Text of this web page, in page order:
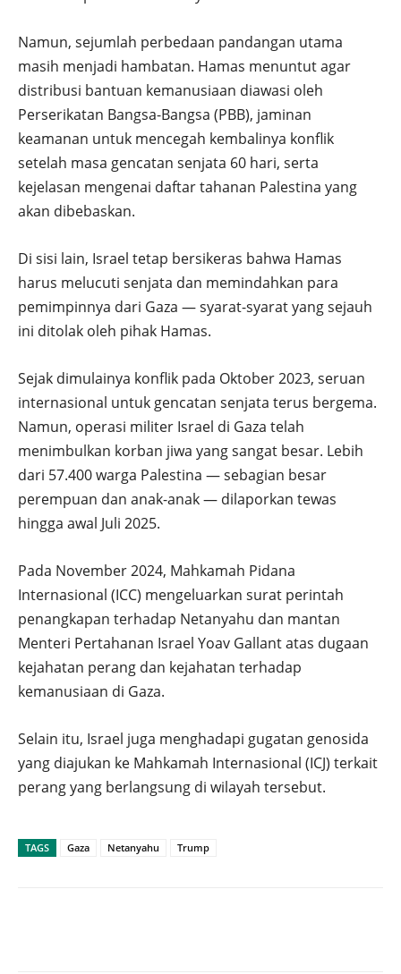
Namun, sejumlah perbedaan pandangan utama
masih menjadi hambatan. Hamas menuntut agar
distribusi bantuan kemanusiaan diawasi oleh
Perserikatan Bangsa-Bangsa (PBB), jaminan
keamanan untuk mencegah kembalinya konflik
setelah masa gencatan senjata 60 hari, serta
kejelasan mengenai daftar tahanan Palestina yang
akan dibebaskan.
Di sisi lain, Israel tetap bersikeras bahwa Hamas
harus melucuti senjata dan memindahkan para
pemimpinnya dari Gaza — syarat-syarat yang sejauh
ini ditolak oleh pihak Hamas.
Sejak dimulainya konflik pada Oktober 2023, seruan
internasional untuk gencatan senjata terus bergema.
Namun, operasi militer Israel di Gaza telah
menimbulkan korban jiwa yang sangat besar. Lebih
dari 57.400 warga Palestina — sebagian besar
perempuan dan anak-anak — dilaporkan tewas
hingga awal Juli 2025.
Pada November 2024, Mahkamah Pidana
Internasional (ICC) mengeluarkan surat perintah
penangkapan terhadap Netanyahu dan mantan
Menteri Pertahanan Israel Yoav Gallant atas dugaan
kejahatan perang dan kejahatan terhadap
kemanusiaan di Gaza.
Selain itu, Israel juga menghadapi gugatan genosida
yang diajukan ke Mahkamah Internasional (ICJ) terkait
perang yang berlangsung di wilayah tersebut.
TAGS Gaza Netanyahu Trump